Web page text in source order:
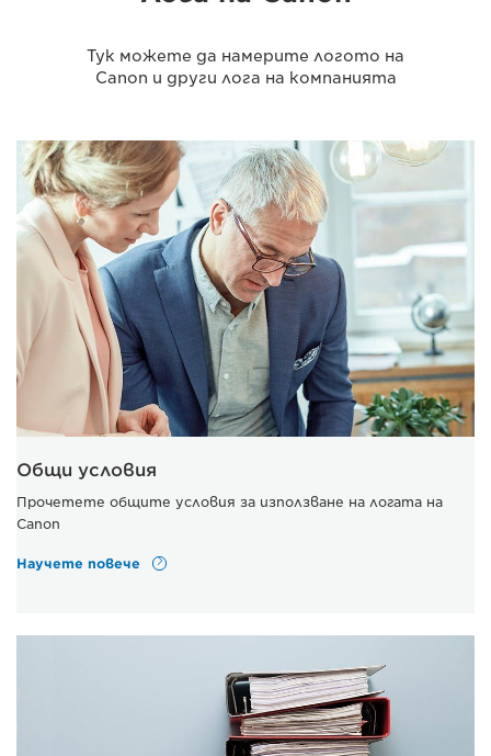
Тук можете да намерите логото на
Canon и други лога на компанията
Общи условия
Прочетете общите условия за използване на логата на
Canon
Научете повече